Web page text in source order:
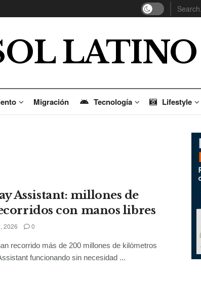
LATINO
Migración Tecnología Lifestyle
Assistant: millones de
con manos libres
2026 0
recorrido más de 200 millones de kilómetros
funcionando sin necesidad ...